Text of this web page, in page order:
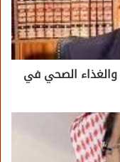
والغذاء الصحي في